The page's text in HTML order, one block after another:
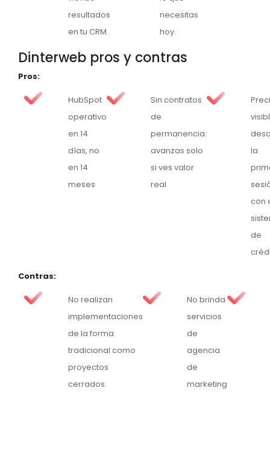
resultados
en tu CRM.
necesitas
hoy.
Dinterweb pros y contras
Pros:
HubSpot
operativo
en 14
días, no
en 14
meses
Sin contratos
de
permanencia:
avanzas solo
si ves valor
real
la
con
de
Contras:
No realizan
implementaciones
de la forma
tradicional como
proyectos
cerrados.
No brinda
servicios
de
agencia
de
marketing